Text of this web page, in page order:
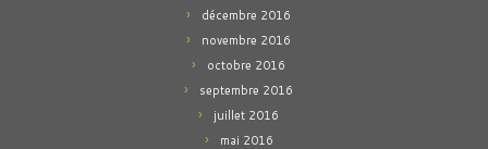
décembre 2016
novembre 2016
octobre 2016
septembre 2016
juillet 2016
mai 2016